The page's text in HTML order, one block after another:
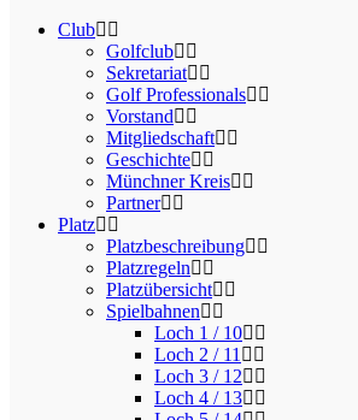
Club
Golfclub
Sekretariat
Golf Professionals
Vorstand
Mitgliedschaft
Geschichte
Münchner Kreis
Partner
Platz
Platzbeschreibung
Platzregeln
Platzübersicht
Spielbahnen
Loch 1 / 10
Loch 2 / 11
Loch 3 / 12
Loch 4 / 13